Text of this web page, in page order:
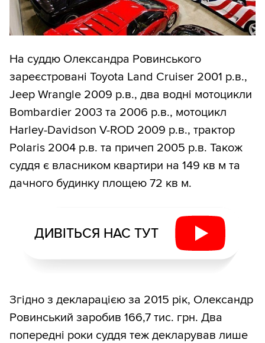
На суддю Олександра Ровинського
зареєстровані Toyota Land Cruiser 2001 р.в.,
Jeep Wrangle 2009 р.в., два водні мотоцикли
Bombardier 2003 та 2006 р.в., мотоцикл
Harley-Davidson V-ROD 2009 р.в., трактор
Polaris 2004 р.в. та причеп 2005 р.в. Також
суддя є власником квартири на 149 кв м та
дачного будинку площею 72 кв м.
ДИВІТЬСЯ НАС ТУТ
Згідно з декларацією за 2015 рік, Олександр
Ровинський заробив 166,7 тис. грн. Два
попередні роки суддя теж декларував лише